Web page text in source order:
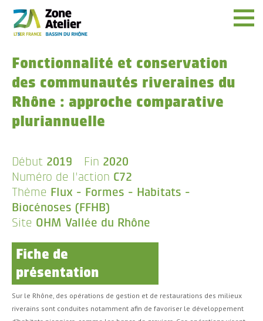
Menu
Fonctionnalité et conservation
des communautés riveraines du
Rhône : approche comparative
pluriannuelle
Début 2019 Fin 2020
Numéro de l'action C72
Thème Flux - Formes - Habitats -
Biocénoses (FFHB)
Site OHM Vallée du Rhône
Fiche de
présentation
Sur le Rhône, des opérations de gestion et de restaurations des milieux
riverains sont conduites notamment afin de favoriser le développement